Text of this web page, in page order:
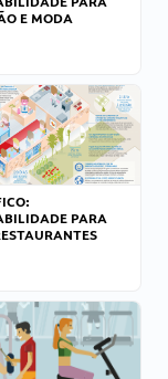
E MODA
PARA